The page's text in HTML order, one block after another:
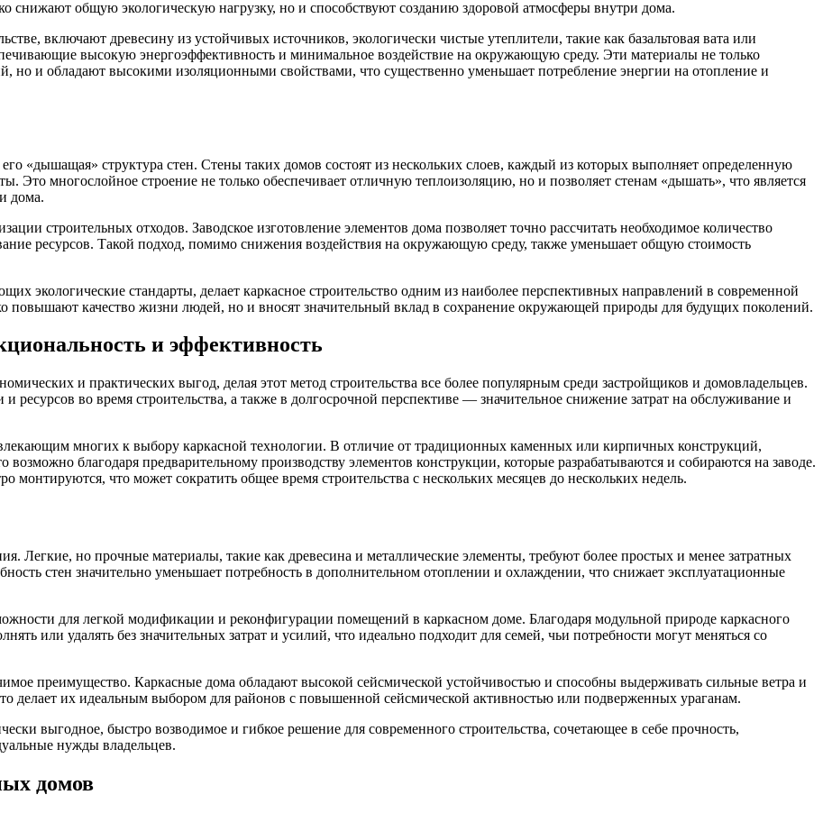
снижают общую экологическую нагрузку, но и способствуют созданию здоровой атмосферы внутри дома.
включают древесину из устойчивых источников, экологически чистые утеплители, такие как базальтовая вата или
высокую энергоэффективность и минимальное воздействие на окружающую среду. Эти материалы не только
и обладают высокими изоляционными свойствами, что существенно уменьшает потребление энергии на отопление и
«дышащая» структура стен. Стены таких домов состоят из нескольких слоев, каждый из которых выполняет определенную
многослойное строение не только обеспечивает отличную теплоизоляцию, но и позволяет стенам «дышать», что является
дома.
строительных отходов. Заводское изготовление элементов дома позволяет точно рассчитать необходимое количество
ресурсов. Такой подход, помимо снижения воздействия на окружающую среду, также уменьшает общую стоимость
экологические стандарты, делает каркасное строительство одним из наиболее перспективных направлений в современной
повышают качество жизни людей, но и вносят значительный вклад в сохранение окружающей природы для будущих поколений.
и эффективность
и практических выгод, делая этот метод строительства все более популярным среди застройщиков и домовладельцев.
во время строительства, а также в долгосрочной перспективе — значительное снижение затрат на обслуживание и
многих к выбору каркасной технологии. В отличие от традиционных каменных или кирпичных конструкций,
благодаря предварительному производству элементов конструкции, которые разрабатываются и собираются на заводе.
монтируются, что может сократить общее время строительства с нескольких месяцев до нескольких недель.
Легкие, но прочные материалы, такие как древесина и металлические элементы, требуют более простых и менее затратных
стен значительно уменьшает потребность в дополнительном отоплении и охлаждении, что снижает эксплуатационные
для легкой модификации и реконфигурации помещений в каркасном доме. Благодаря модульной природе каркасного
или удалять без значительных затрат и усилий, что идеально подходит для семей, чьи потребности могут меняться со
преимущество. Каркасные дома обладают высокой сейсмической устойчивостью и способны выдерживать сильные ветра и
делает их идеальным выбором для районов с повышенной сейсмической активностью или подверженных ураганам.
выгодное, быстро возводимое и гибкое решение для современного строительства, сочетающее в себе прочность,
нужды владельцев.
домов